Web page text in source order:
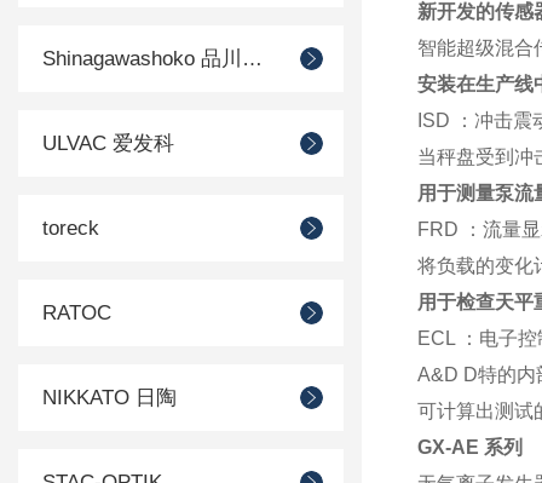
Shinagawashoko 品川商工
ULVAC 爱发科
toreck
RATOC
NIKKATO 日陶
新开发的传
智能超级混合
安装在生产线
ISD ：冲击震
当秤盘受到冲
用于测量泵流
FRD ：流量
将负载的变化
用于检查天平
ECL ：电子
A&D D特的内
可计算出测试
GX-AE 系列